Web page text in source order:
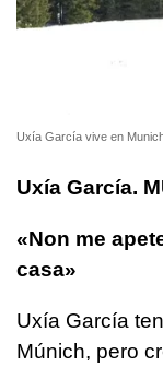
Uxía García vive en
Uxía García.
«Non me
casa»
Uxía García
Múnich, pero